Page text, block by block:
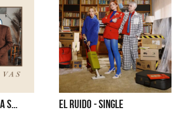
S... EL RUIDO - SINGLE